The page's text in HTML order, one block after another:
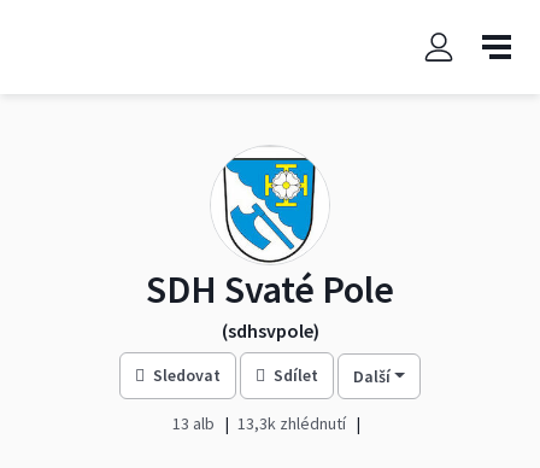
SDH Svaté Pole
(sdhsvpole)
Sledovat Sdílet Další
13 alb 13,3k zhlédnutí